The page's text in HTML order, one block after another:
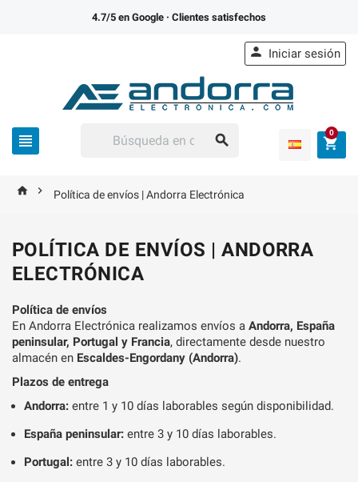
4.7/5 en Google · Clientes satisfechos
 
 Iniciar sesión

0
  Política de envíos | Andorra Electrónica
POLÍTICA DE ENVÍOS | ANDORRA
ELECTRÓNICA
Política de envíos
En Andorra Electrónica realizamos envíos a Andorra, España
peninsular, Portugal y Francia, directamente desde nuestro
almacén en Escaldes-Engordany (Andorra).
Plazos de entrega
Andorra: entre 1 y 10 días laborables según disponibilidad.
España peninsular: entre 3 y 10 días laborables.
Portugal: entre 3 y 10 días laborables.